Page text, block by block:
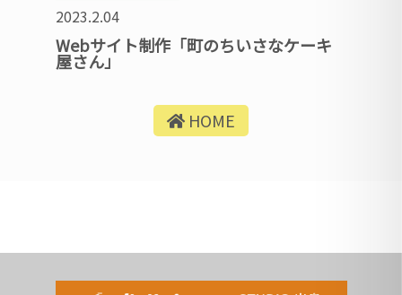
2023.2.04
Webサイト制作「町のちいさなケーキ
屋さん」
HOME